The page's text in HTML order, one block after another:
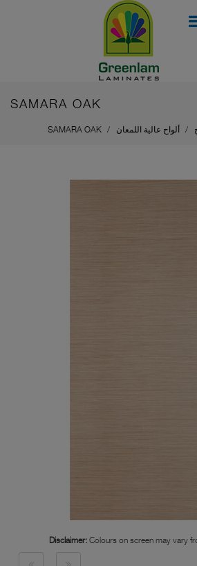
SAMARA OAK
ألواح عالية اللمعان SAMARA OAK
Disclaimer: Colours on screen may vary